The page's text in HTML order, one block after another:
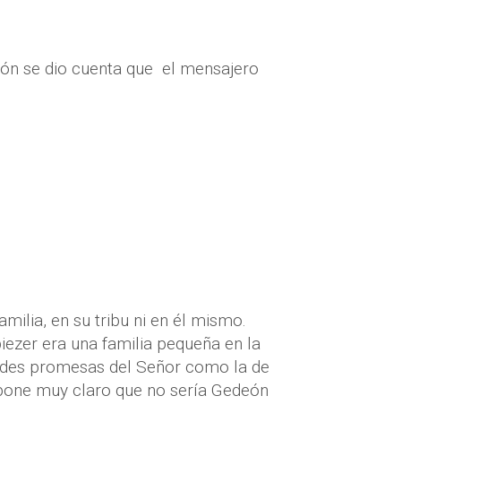
se dio cuenta que el mensajero
en su tribu ni en él mismo.
era una familia pequeña en la
promesas del Señor como la de
muy claro que no sería Gedeón